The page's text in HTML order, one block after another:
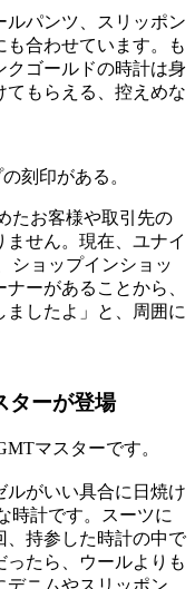
ルパンツ、スリッポン
も合わせています。も
クゴールドの時計は身
てもらえる、控えめな
刻印がある。
たお客様や取引先の
せん。現在、ユナイ
ショップインショッ
ーがあることから、
ましたよ」と、周囲に
ターが登場
マスターです。
ルがいい具合に日焼け
時計です。スーツに
、持参した時計の中で
たら、ウールよりも